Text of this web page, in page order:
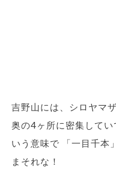
吉野山には、シロヤマ
奥の4ヶ所に密集して
いう意味で 「一目千本
まそれな！